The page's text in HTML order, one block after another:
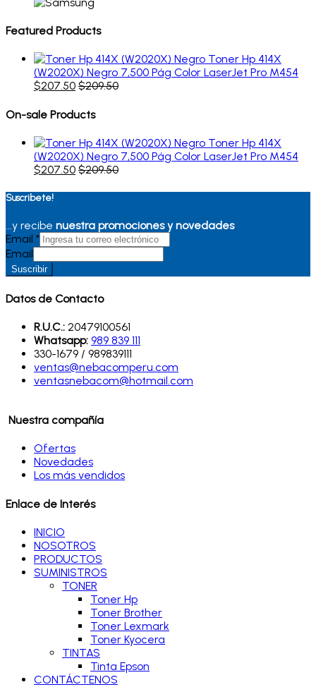
Featured Products
Toner Hp 414X
(W2020X) Negro 7,500 Pág Color LaserJet Pro M454
$207.50 $209.50
On-sale Products
Toner Hp 414X
(W2020X) Negro 7,500 Pág Color LaserJet Pro M454
$207.50 $209.50
Suscribete!
...y recibe nuestra promociones y novedades
Email *
Email
Suscribir
Datos de Contacto
R.U.C.: 20479100561
Whatsapp: 989 839 111
330-1679 / 989839111
ventas@nebacomperu.com
ventasnebacom@hotmail.com
Nuestra compañía
Ofertas
Novedades
Los más vendidos
Enlace de Interés
INICIO
NOSOTROS
PRODUCTOS
SUMINISTROS
TONER
Toner Hp
Toner Brother
Toner Lexmark
Toner Kyocera
TINTAS
Tinta Epson
CONTÁCTENOS